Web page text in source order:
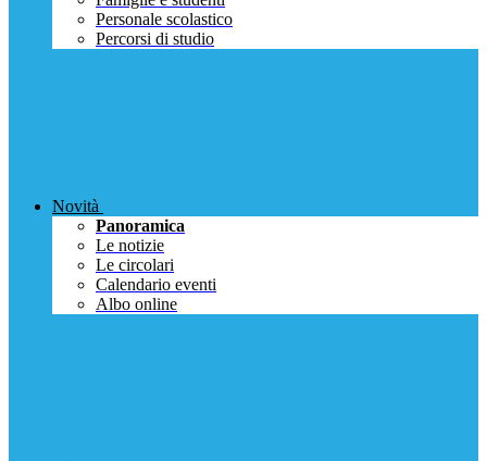
Personale scolastico
Percorsi di studio
Novità
Panoramica
Le notizie
Le circolari
Calendario eventi
Albo online